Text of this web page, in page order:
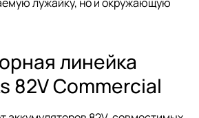
линейка
82V Commercial